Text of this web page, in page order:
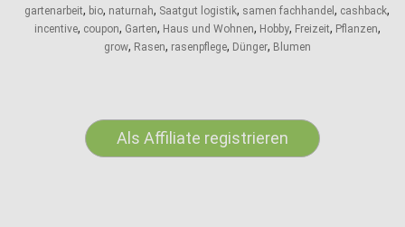
gartenarbeit, bio, naturnah, Saatgut logistik, samen fachhandel , cashback,
incentive, coupon, Garten, Haus und Wohnen, Hobby, Freizeit, Pflanzen,
grow, Rasen, rasenpflege, Dünger, Blumen
Als Affiliate registrieren